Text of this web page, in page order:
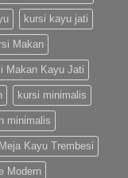
kursi kayu jati
Makan
Makan Kayu Jati
kursi minimalis
minimalis
Meja Kayu Trembesi
Modern